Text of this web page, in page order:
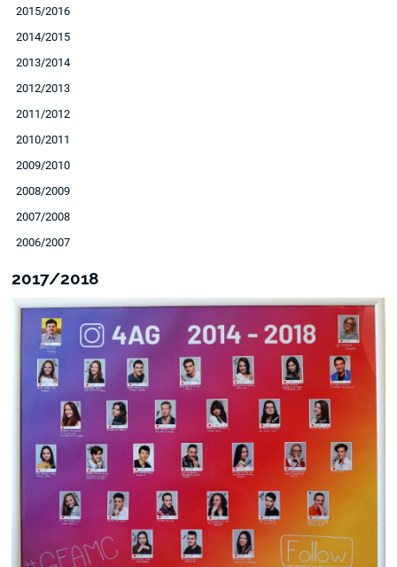
2015/2016
2014/2015
2013/2014
2012/2013
2011/2012
2010/2011
2009/2010
2008/2009
2007/2008
2006/2007
2017/2018